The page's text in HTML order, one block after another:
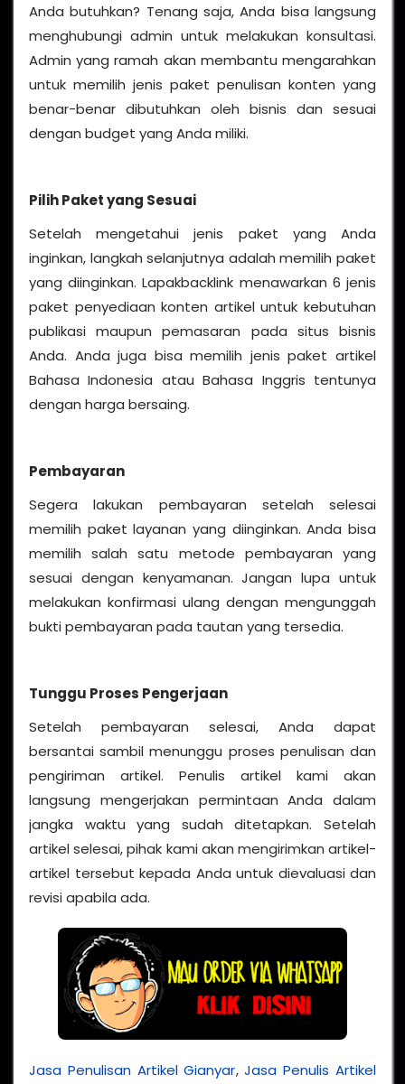
Anda butuhkan? Tenang saja, Anda bisa langsung
menghubungi admin untuk melakukan konsultasi.
Admin yang ramah akan membantu mengarahkan
untuk memilih jenis paket penulisan konten yang
benar-benar dibutuhkan oleh bisnis dan sesuai
dengan budget yang Anda miliki.
Pilih Paket yang Sesuai
Setelah mengetahui jenis paket yang Anda
inginkan, langkah selanjutnya adalah memilih paket
yang diinginkan. Lapakbacklink menawarkan 6 jenis
paket penyediaan konten artikel untuk kebutuhan
publikasi maupun pemasaran pada situs bisnis
Anda. Anda juga bisa memilih jenis paket artikel
Bahasa Indonesia atau Bahasa Inggris tentunya
dengan harga bersaing.
Pembayaran
Segera lakukan pembayaran setelah selesai
memilih paket layanan yang diinginkan. Anda bisa
memilih salah satu metode pembayaran yang
sesuai dengan kenyamanan. Jangan lupa untuk
melakukan konfirmasi ulang dengan mengunggah
bukti pembayaran pada tautan yang tersedia.
Tunggu Proses Pengerjaan
Setelah pembayaran selesai, Anda dapat
bersantai sambil menunggu proses penulisan dan
pengiriman artikel. Penulis artikel kami akan
langsung mengerjakan permintaan Anda dalam
jangka waktu yang sudah ditetapkan. Setelah
artikel selesai, pihak kami akan mengirimkan artikel-
artikel tersebut kepada Anda untuk dievaluasi dan
revisi apabila ada.
Jasa Penulisan Artikel Gianyar,Jasa Penulis Artikel